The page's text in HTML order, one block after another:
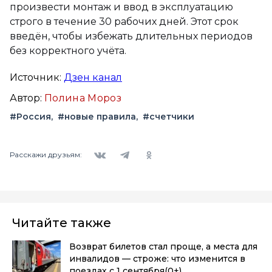
произвести монтаж и ввод в эксплуатацию
строго в течение 30 рабочих дней. Этот срок
введён, чтобы избежать длительных периодов
без корректного учёта.
Источник: Дзен канал
Автор: Полина Мороз
#Россия #новые правила #счетчики
Расскажи друзьям:
Читайте также
Возврат билетов стал проще, а места для
инвалидов — строже: что изменится в